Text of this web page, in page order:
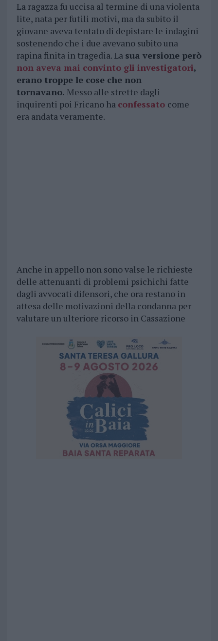
La ragazza fu uccisa al termine di una violenta
lite, nata per futili motivi, ma da subito il
giovane aveva tentato di depistare le indagini
sostenendo che i due avevano subito una
rapina finita in tragedia. La sua versione però
non aveva mai convinto gli investigatori,
erano troppe le cose che non
tornavano. Messo alle strette dagli
inquirenti poi Fricano ha confessato come
era andata veramente.
Anche in appello non sono valse le richieste
delle attenuanti di problemi psichichi fatte
dagli avvocati difensori, che ora restano in
attesa delle motivazioni della condanna per
valutare un ulteriore ricorso in Cassazione